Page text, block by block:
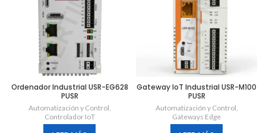
Ordenador Industrial USR-EG628
PUSR
Automatización y Control,
Controlador IoT
Gateway IoT Industrial USR-M100
PUSR
Automatización y Control,
Gateways Edge